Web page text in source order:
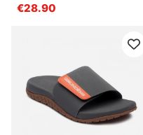
€28.90